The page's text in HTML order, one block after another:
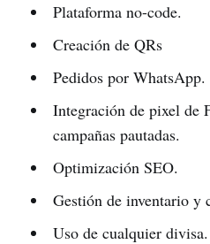
Plataforma no-code.
Creación de QRs
Pedidos por WhatsApp.
Integración de pixel de
campañas pautadas.
Optimización SEO.
Gestión de inventario y
Uso de cualquier divisa.